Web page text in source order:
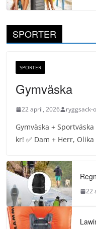
SPORTER
SPORTER
Gymväska
22 april, 2026 ryggsack-
Gymväska +
kr! ✅ Dam + Herr,
22